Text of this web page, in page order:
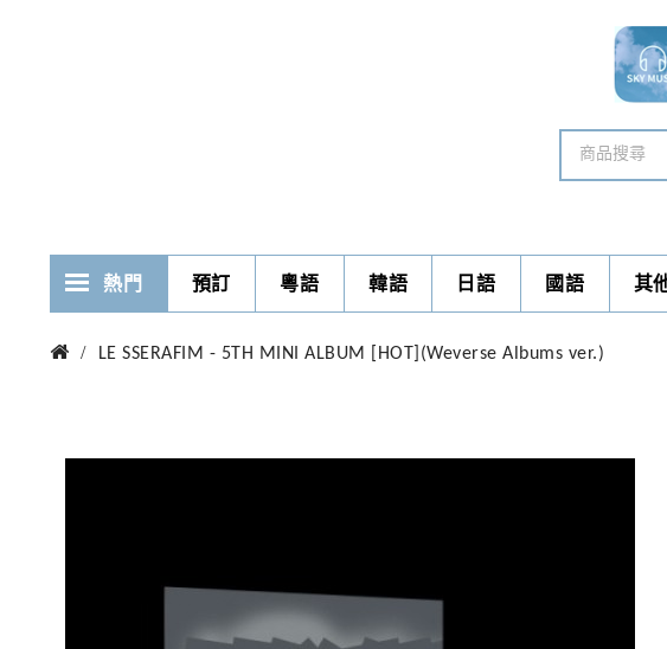
熱門 預訂 粵語 韓語 日語 國語 其
LE SSERAFIM - 5TH MINI ALBUM [HOT](Weverse Albums ver.)